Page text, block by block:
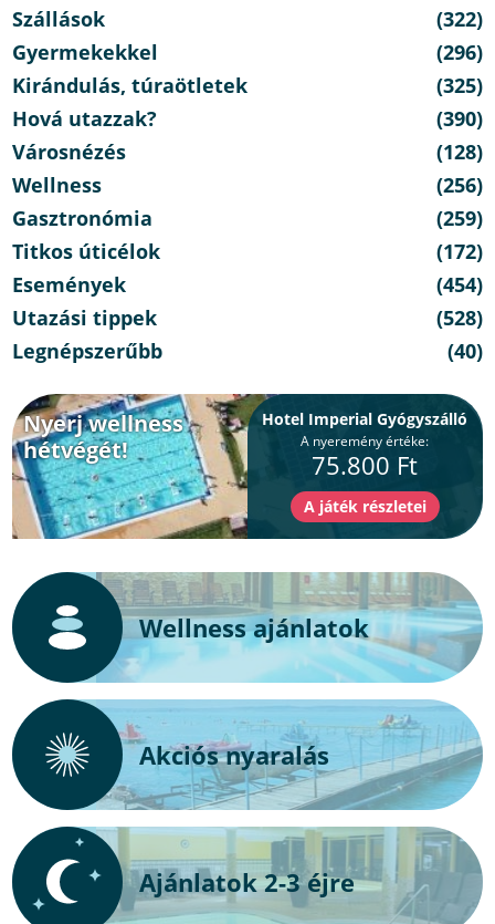
Szállások
(322)
Gyermekekkel
(296)
Kirándulás, túraötletek
(325)
Hová utazzak?
(390)
Városnézés
(128)
Wellness
(256)
Gasztronómia
(259)
Titkos úticélok
(172)
Események
(454)
Utazási tippek
(528)
Legnépszerűbb
(40)
Nyerj wellness
hétvégét!
Hotel Imperial Gyógyszálló
A nyeremény értéke:
75.800 Ft
Wellness ajánlatok
Akciós nyaralás
Ajánlatok 2-3 éjre